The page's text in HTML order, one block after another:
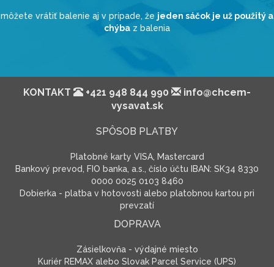
môžete vrátiť balenie aj v prípade, že jeden sáčok je už použitý a
chýba z balenia
KONTAKT +421 948 844 990
info@chcem-
vysavat.sk
SPÔSOB PLATBY
Platobné karty VISA, Mastercard
Bankový prevod, FIO banka, a.s., číslo účtu IBAN: SK34 8330
0000 0025 0103 8460
Dobierka - platba v hotovosti alebo platobnou kartou pri
prevzatí
DOPRAVA
Zásielkovňa - výdajné miesto
Kuriér REMAX alebo Slovak Parcel Service (UPS)